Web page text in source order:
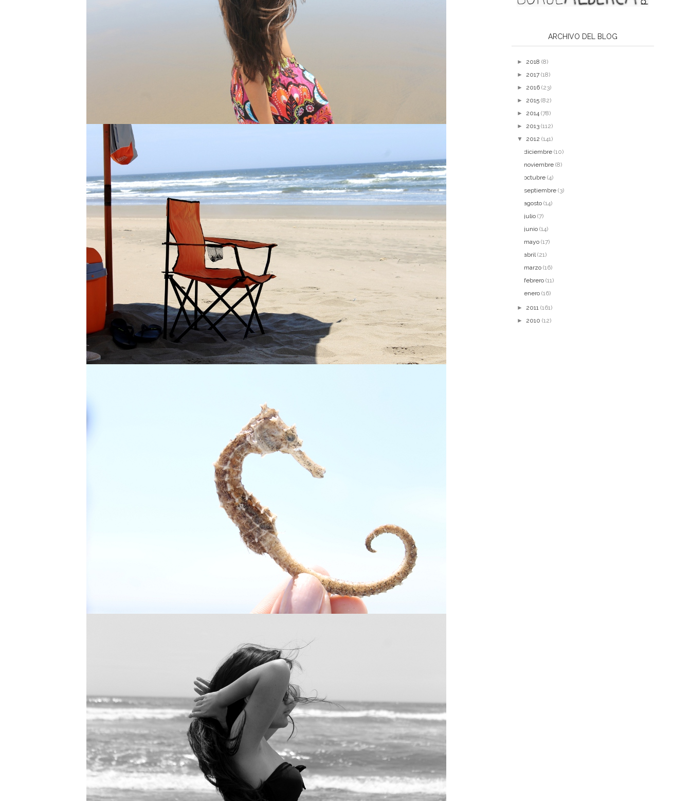
ARCHIVO DEL BLOG
► 2018 (8)
►
2017 (18)
►
2016 (23)
►
2015 (82)
►
2014 (78)
►
2013 (112)
▼
2012 (141)
diciembre (10)
noviembre (8)
octubre (4)
septiembre (3)
agosto (14)
julio (7)
junio (14)
mayo (17)
abril(21)
marzo (16)
febrero (11)
enero (16)
►
2011 (161)
►
2010 (12)